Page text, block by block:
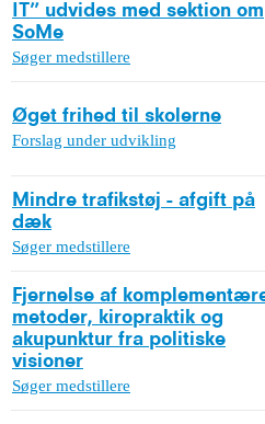
IT” udvides med sektion om
SoMe
Søger medstillere
Øget frihed til skolerne
Forslag under udvikling
Mindre trafikstøj - afgift på
dæk
Søger medstillere
Fjernelse af
metoder, kiropraktik og
akupunktur fra politiske
visioner
Søger medstillere